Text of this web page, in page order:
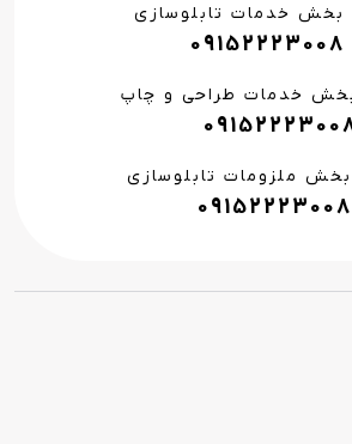
بخش خدمات تابلوسازی
09152223008
خدمات طراحی و چاپ
بخش ملزومات تابلوسازی
09152223008